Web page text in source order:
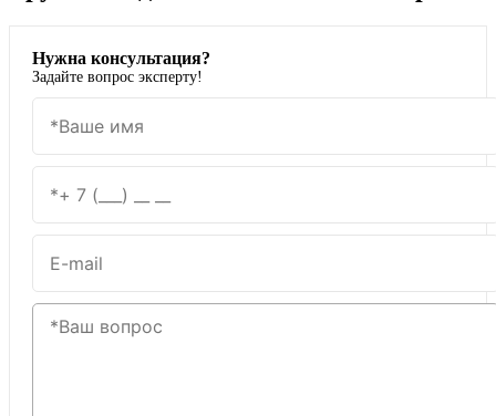
Нужна консультация?
Задайте вопрос эксперту!